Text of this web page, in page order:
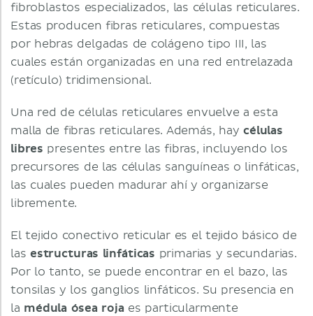
fibroblastos especializados, las células reticulares.
Estas producen fibras reticulares, compuestas
por hebras delgadas de colágeno tipo III, las
cuales están organizadas en una red entrelazada
(retículo) tridimensional.
Una red de células reticulares envuelve a esta
malla de fibras reticulares. Además, haycélulas
libres presentes entre las fibras, incluyendo los
precursores de las células sanguíneas o linfáticas,
las cuales pueden madurar ahí y organizarse
libremente.
El tejido conectivo reticular es el tejido básico de
las estructuras linfáticas primarias y secundarias.
Por lo tanto, se puede encontrar en el bazo, las
tonsilas y los ganglios linfáticos. Su presencia en
la médula ósea roja es particularmente